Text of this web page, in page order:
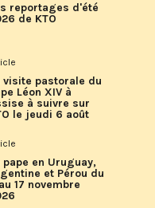
reportages d'été
de KTO
visite pastorale du
Léon XIV à
à suivre sur
le jeudi 6 août
pape en Uruguay,
et Pérou du
17 novembre